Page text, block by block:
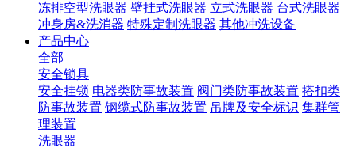
冻排空型洗眼器 壁挂式洗眼器 立式洗眼器 台式洗眼器
冲身房&洗消器 特殊定制洗眼器 其他冲洗设备
产品中心
全部
安全锁具
安全挂锁 电器类防事故装置 阀门类防事故装置 搭扣类
防事故装置 钢缆式防事故装置 吊牌及安全标识 集群管
理装置
洗眼器